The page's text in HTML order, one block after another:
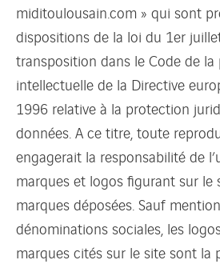
miditoulousain.com » qui sont
dispositions de la loi du 1er
transposition dans le Code de
intellectuelle de la Directive
1996 relative à la protection
données. A ce titre, toute
engagerait la responsabilité de
marques et logos figurant sur le
marques déposées. Sauf
dénominations sociales, les
marques cités sur le site sont la